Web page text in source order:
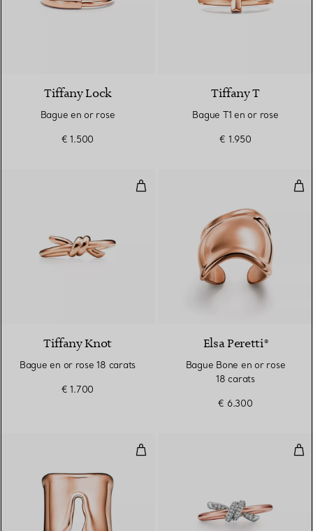
Tiffany Lock
Bague en or rose
€ 1.500
Tiffany T
Bague T1 en or rose
€ 1.950
Bague en or rose 18 carats
Tiffany Knot
Bague en or rose 18 carats
€ 1.700
Elsa Peretti®
Bague Bone en or rose
18 carats
€ 6.300
Bague fendue en or rose 18